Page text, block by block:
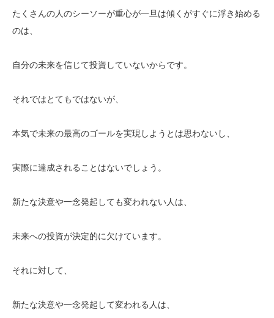
たくさんの人のシーソーが重心が一旦は傾くがすぐに浮き始める
のは、
自分の未来を信じて投資していないからです。
それではとてもではないが、
本気で未来の最高のゴールを実現しようとは思わないし、
実際に達成されることはないでしょう。
新たな決意や一念発起しても変われない人は、
未来への投資が決定的に欠けています。
それに対して、
新たな決意や一念発起して変われる人は、